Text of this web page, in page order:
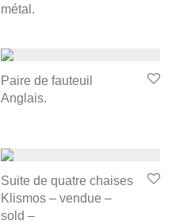
métal.
Paire de fauteuil
Anglais.
Suite de quatre chaises
Klismos – vendue –
sold –